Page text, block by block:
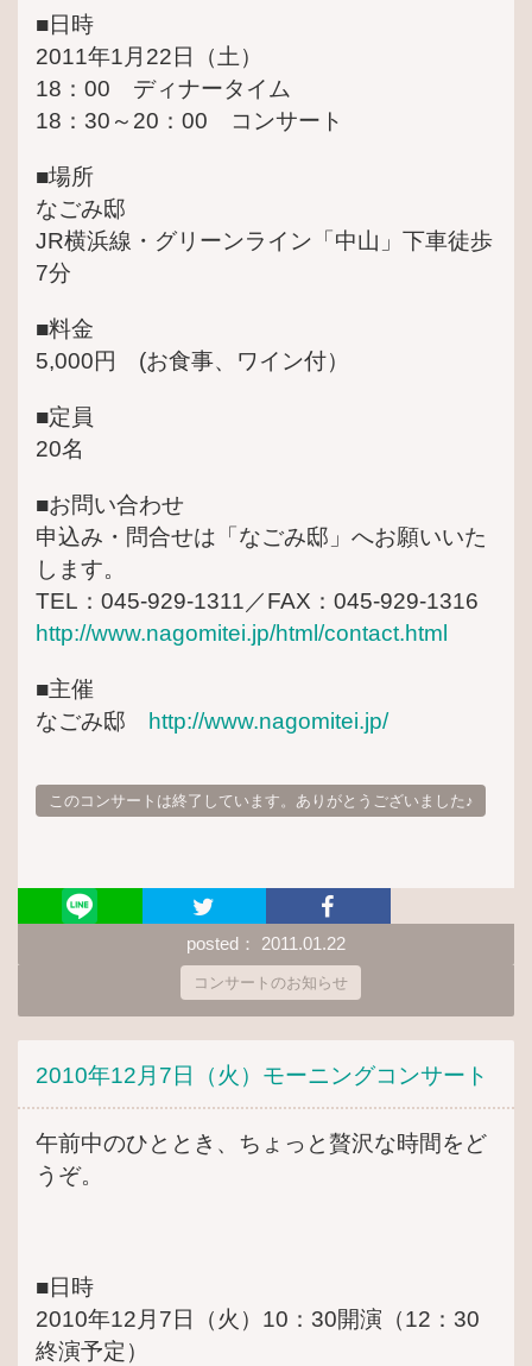
■日時
2011年1月22日（土）
18：00 ディナータイム
18：30～20：00 コンサート
■場所
なごみ邸
JR横浜線・グリーンライン「中山」下車徒歩
7分
■料金
5,000円 (お食事、ワイン付）
■定員
20名
■お問い合わせ
申込み・問合せは「なごみ邸」へお願いいた
します。
TEL：045-929-1311／FAX：045-929-1316
http://www.nagomitei.jp/html/contact.html
■主催
なごみ邸
http://www.nagomitei.jp/
このコンサートは終了しています。ありがとうございました♪
posted： 2011.01.22
コンサートのお知らせ
2010年12月7日（火）モーニングコンサート
午前中のひととき、ちょっと贅沢な時間をど
うぞ。
■日時
2010年12月7日（火）10：30開演（12：30
終演予定）